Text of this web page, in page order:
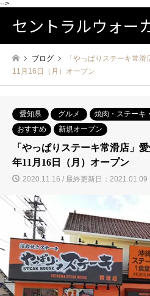
-->
セントラルウォー
ブログ
「やっぱりステーキ常
11月16日（月）オープン
愛知県 グルメ
焼肉・ステーキ
おすすめ
新規オープン
「やっぱりステーキ常滑店」
年11月16日（月）オープン
2020.11.16 / 最終更新日：2021.01.09